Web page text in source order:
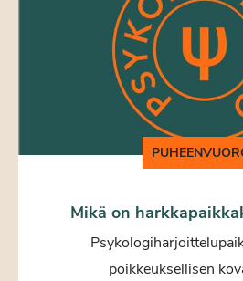
Mikä on
poikkeuksellisen